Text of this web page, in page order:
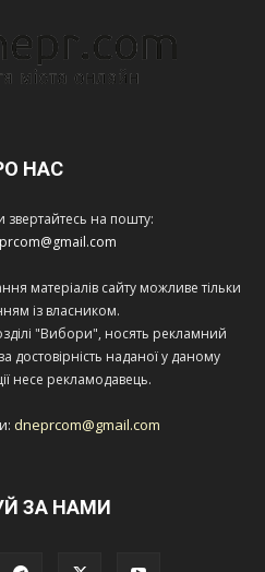
НАС
звертайтесь на пошту:
матеріалів сайту можливе тільки
із власником.
"Вибори", носять рекламний
достовірність наданої у даному
несе рекламодавець.
dneprcom@gmail.com
ЗА НАМИ